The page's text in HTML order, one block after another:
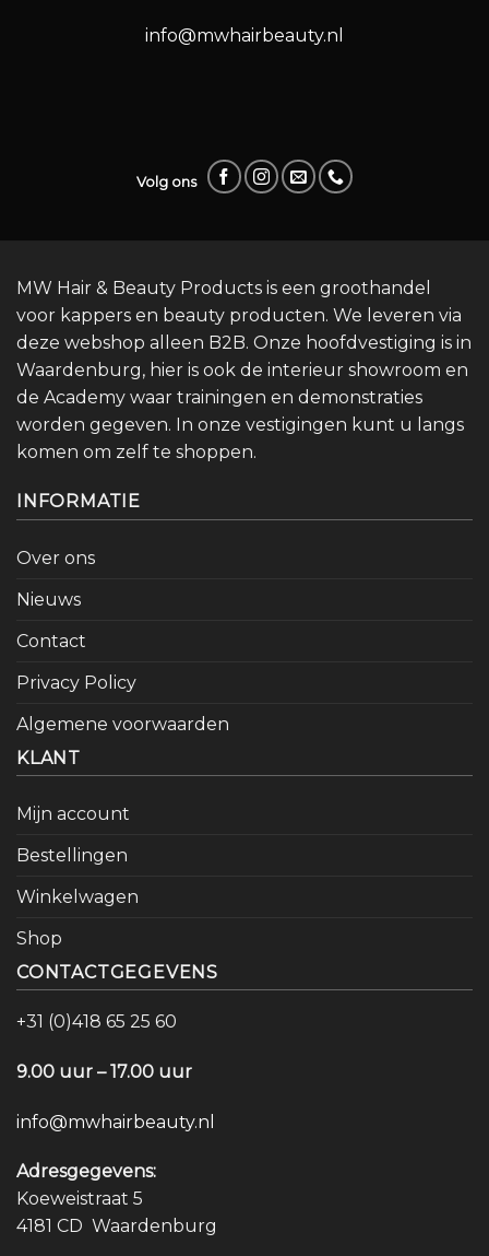
info@mwhairbeauty.nl
Volg ons
MW Hair & Beauty Products is een groothandel
voor kappers en beauty producten. We leveren via
deze webshop alleen B2B. Onze hoofdvestiging is in
Waardenburg, hier is ook de interieur showroom en
de Academy waar trainingen en demonstraties
worden gegeven. In onze vestigingen kunt u langs
komen om zelf te shoppen.
INFORMATIE
Over ons
Nieuws
Contact
Privacy Policy
Algemene voorwaarden
KLANT
Mijn account
Bestellingen
Winkelwagen
Shop
CONTACTGEGEVENS
+31 (0)418 65 25 60
9.00 uur – 17.00 uur
info@mwhairbeauty.nl
Adresgegevens:
Koeweistraat 5
4181 CD Waardenburg